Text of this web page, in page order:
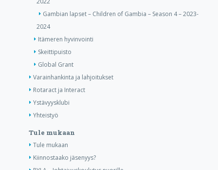
Gambian lapset – Children of Gambia – Season 4 – 2023-
2024
Itämeren hyvinvointi
Skeittipuisto
Global Grant
Varainhankinta ja lahjoitukset
Rotaract ja Interact
Ystävyysklubi
Yhteistyö
Tule mukaan
Tule mukaan
Kiinnostaako jäsenyys?